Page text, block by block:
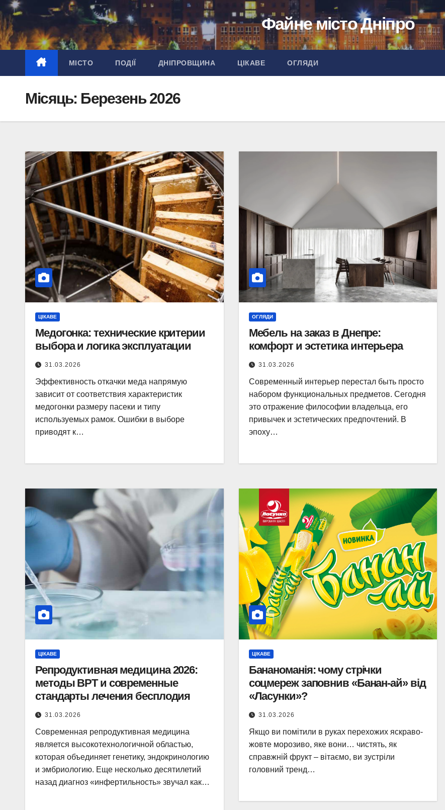
Перейти
до
вмісту
Файне місто Дніпро
МІСТО ПОДІЇ ДНІПРОВЩИНА ЦІКАВЕ ОГЛЯДИ
Місяць: Березень 2026
ЦІКАВЕ
Медогонка: технические критерии
выбора и логика эксплуатации
31.03.2026
Эффективность откачки меда напрямую
зависит от соответствия характеристик
медогонки размеру пасеки и типу
используемых рамок. Ошибки в выборе
приводят к…
ОГЛЯДИ
Мебель на заказ в Днепре:
комфорт и эстетика интерьера
31.03.2026
Современный интерьер перестал быть просто
набором функциональных предметов. Сегодня
это отражение философии владельца, его
привычек и эстетических предпочтений. В
эпоху…
ЦІКАВЕ
Репродуктивная медицина 2026:
методы ВРТ и современные
стандарты лечения бесплодия
31.03.2026
Современная репродуктивная медицина
является высокотехнологичной областью,
которая объединяет генетику, эндокринологию
и эмбриологию. Еще несколько десятилетий
назад диагноз «инфертильность» звучал как…
ЦІКАВЕ
Бананоманія: чому стрічки
соцмереж заповнив «Банан-ай» від
«Ласунки»?
31.03.2026
Якщо ви помітили в руках перехожих яскраво-
жовте морозиво, яке вони… чистять, як
справжній фрукт – вітаємо, ви зустріли
головний тренд…